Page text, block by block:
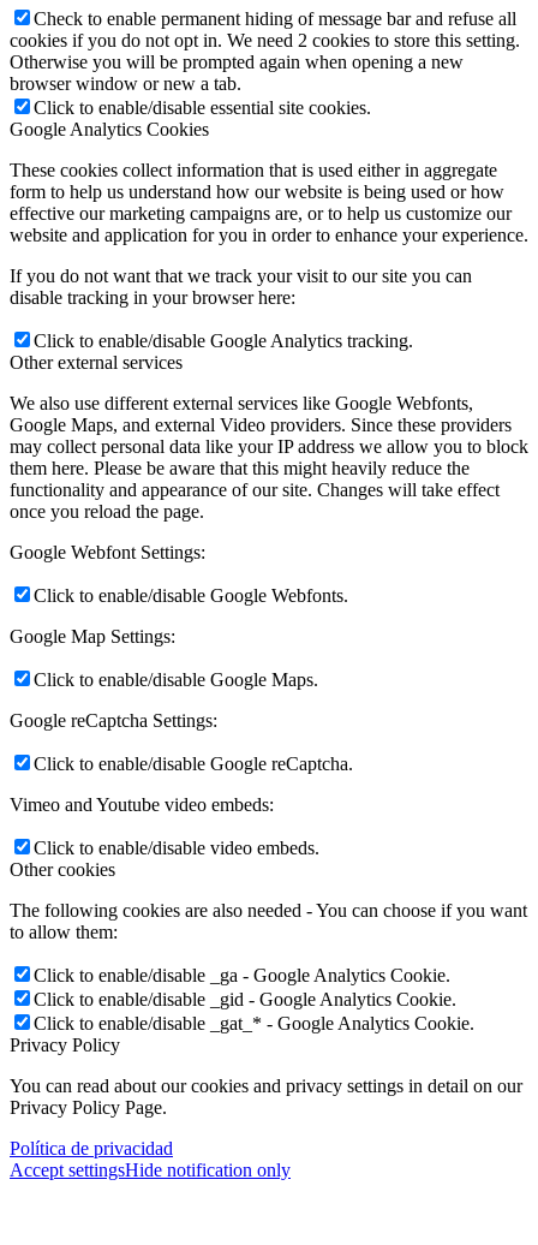
Check to enable permanent hiding of message bar and refuse all
cookies if you do not opt in. We need 2 cookies to store this setting.
Otherwise you will be prompted again when opening a new
browser window or new a tab.
Click to enable/disable essential site cookies.
Google Analytics Cookies
These cookies collect information that is used either in aggregate
form to help us understand how our website is being used or how
effective our marketing campaigns are, or to help us customize our
website and application for you in order to enhance your experience.
If you do not want that we track your visit to our site you can
disable tracking in your browser here:
Click to enable/disable Google Analytics tracking.
Other external services
We also use different external services like Google Webfonts,
Google Maps, and external Video providers. Since these providers
may collect personal data like your IP address we allow you to block
them here. Please be aware that this might heavily reduce the
functionality and appearance of our site. Changes will take effect
once you reload the page.
Google Webfont Settings:
Click to enable/disable Google Webfonts.
Google Map Settings:
Click to enable/disable Google Maps.
Google reCaptcha Settings:
Click to enable/disable Google reCaptcha.
Vimeo and Youtube video embeds:
Click to enable/disable video embeds.
Other cookies
The following cookies are also needed - You can choose if you want
to allow them:
Click to enable/disable _ga - Google Analytics Cookie.
Click to enable/disable _gid - Google Analytics Cookie.
Click to enable/disable _gat_* - Google Analytics Cookie.
Privacy Policy
You can read about our cookies and privacy settings in detail on our
Privacy Policy Page.
Política de privacidad
Accept settingsHide notification only